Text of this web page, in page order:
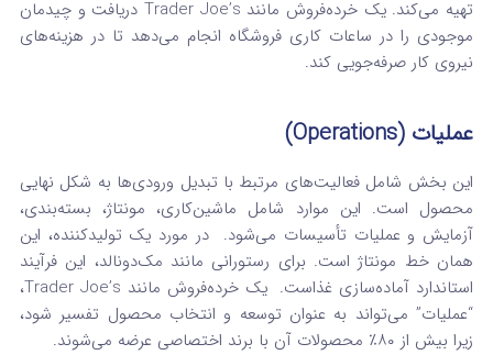
تهیه می‌کند.
یک خرده‌فروش مانند Trader Joe’s دریافت و چیدمان
موجودی را در ساعات کاری فروشگاه انجام می‌دهد تا در هزینه‌های
نیروی کار صرفه‌جویی کند.
عملیات (Operations)
این بخش شامل فعالیت‌های مرتبط با تبدیل ورودی‌ها به شکل نهایی
محصول است. این موارد شامل ماشین‌کاری، مونتاژ، بسته‌بندی،
آزمایش و عملیات تأسیسات می‌شود. در مورد یک تولیدکننده، این
همان خط مونتاژ است. برای رستورانی مانند مک‌دونالد، این فرآیند
استاندارد آماده‌سازی غذاست.
یک خرده‌فروش مانند Trader Joe’s،
“عملیات” می‌تواند به عنوان توسعه و انتخاب محصول تفسیر شود،
زیرا بیش از ۸۰٪ محصولات آن با برند اختصاصی عرضه می‌شوند.